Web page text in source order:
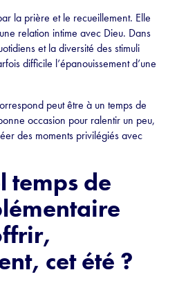
la prière et le recueillement. Elle
relation intime avec Dieu. Dans
et la diversité des stimuli
difficile l’épanouissement d’une
peut être à un temps de
occasion pour ralentir un peu,
des moments privilégiés avec
temps de
cet été ?